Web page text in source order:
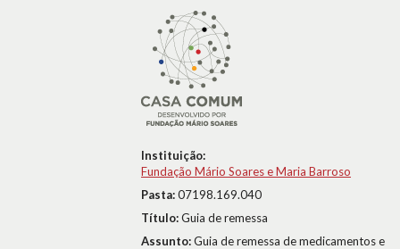
Instituição:
Fundação Mário Soares e Maria Barroso
Pasta:07198.169.040
Título:Guia de remessa
Assunto:Guia de remessa de medicamentos e